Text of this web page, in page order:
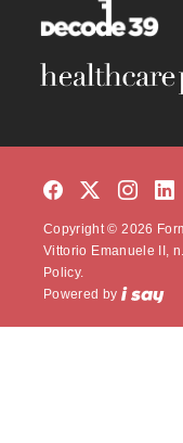
Copyright © 2026
Vittorio Emanuele II,
Policy.
Powered by